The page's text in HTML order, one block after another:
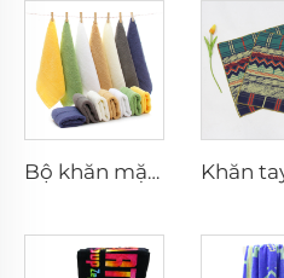
Bộ khăn mặt tay khách sạn bằng cotton